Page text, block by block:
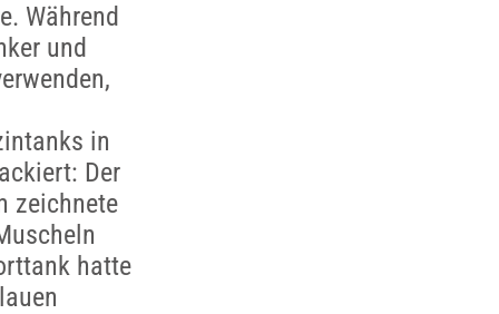
Während
und
in
Der
zeichnete
hatte